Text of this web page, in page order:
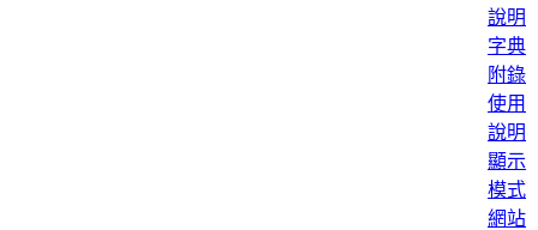
說明
字典
附錄
使用
說明
顯示
模式
網站